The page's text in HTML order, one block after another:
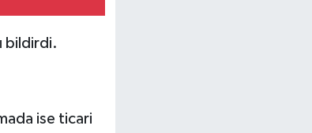
bildirdi.
ise ticari